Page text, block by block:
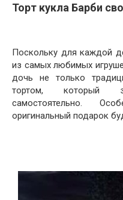
Торт кукла Барби
Поскольку для каждой
из самых любимых
дочь не только
тортом, который
самостоятельно.
оригинальный подарок